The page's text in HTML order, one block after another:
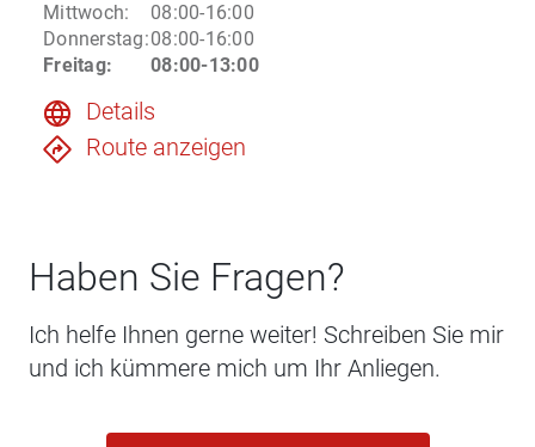
Mittwoch:
08:00-16:00
Donnerstag:08:00-16:00
Freitag: 08:00-13:00
Details
Route anzeigen
Haben Sie Fragen?
Ich helfe Ihnen gerne weiter! Schreiben Sie mir
und ich kümmere mich um Ihr Anliegen.